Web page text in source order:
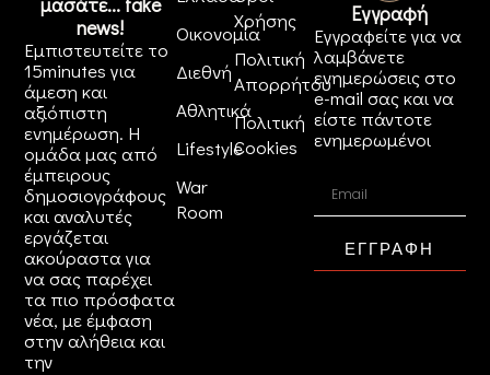
news!
Εμπιστευτείτε το
15minutes για
άμεση και
αξιόπιστη
ενημέρωση. Η
ομάδα μας από
έμπειρους
δημοσιογράφους
και αναλυτές
εργάζεται
ακούραστα για
να σας παρέχει
τα πιο πρόσφατα
νέα, με έμφαση
στην αλήθεια και
την
Οικονομία
Διεθνή
Αθλητικά
Lifestyle
War
Room
Χρήσης
Πολιτική
Απορρήτου
Πολιτική
Cookies
Εγγραφή
Εγγραφείτε για να
λαμβάνετε
ενημερώσεις στο
e-mail σας και να
είστε πάντοτε
ενημερωμένοι
ΕΓΓΡΑΦΗ